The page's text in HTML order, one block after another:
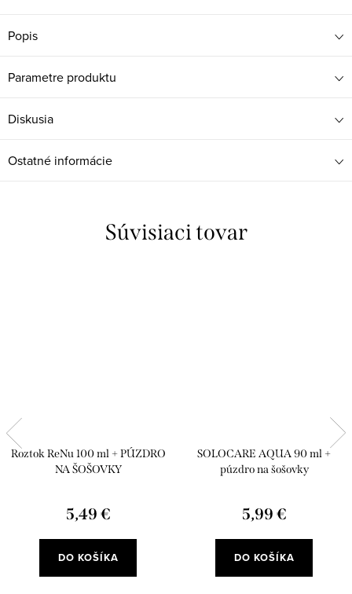
Popis
Parametre produktu
Diskusia
Ostatné informácie
Súvisiaci tovar
Roztok ReNu 100 ml + PÚZDRO
NA ŠOŠOVKY
5,49 €
DO KOŠÍKA
SOLOCARE AQUA 90 ml +
púzdro na šošovky
5,99 €
DO KOŠÍKA